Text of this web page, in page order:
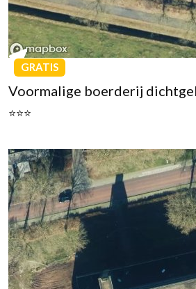
GRATIS
Voormalige boerderij
⭐⭐⭐